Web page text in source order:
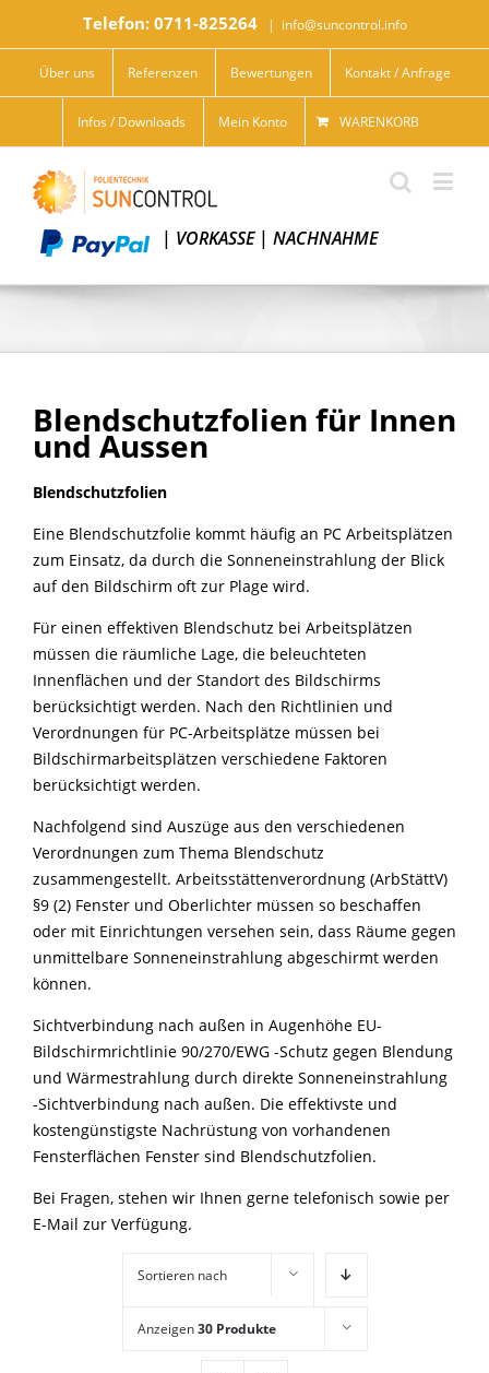
Telefon: 0711-825264 | info@suncontrol.info
Über uns Referenzen Bewertungen Kontakt / Anfrage
Infos / Downloads Mein Konto WARENKORB
| VORKASSE| NACHNAHME
Blendschutzfolien für Innen
und Aussen
Blendschutzfolien
Eine Blendschutzfolie kommt häufig an PC Arbeitsplätzen
zum Einsatz, da durch die Sonneneinstrahlung der Blick
auf den Bildschirm oft zur Plage wird.
Für einen effektiven Blendschutz bei Arbeitsplätzen
müssen die räumliche Lage, die beleuchteten
Innenflächen und der Standort des Bildschirms
berücksichtigt werden. Nach den Richtlinien und
Verordnungen für PC-Arbeitsplätze müssen bei
Bildschirmarbeitsplätzen verschiedene Faktoren
berücksichtigt werden.
Nachfolgend sind Auszüge aus den verschiedenen
Verordnungen zum Thema Blendschutz
zusammengestellt. Arbeitsstättenverordnung (ArbStättV)
§9 (2) Fenster und Oberlichter müssen so beschaffen
oder mit Einrichtungen versehen sein, dass Räume gegen
unmittelbare Sonneneinstrahlung abgeschirmt werden
können.
Sichtverbindung nach außen in Augenhöhe EU-
Bildschirmrichtlinie 90/270/EWG -Schutz gegen Blendung
und Wärmestrahlung durch direkte Sonneneinstrahlung
-Sichtverbindung nach außen. Die effektivste und
kostengünstigste Nachrüstung von vorhandenen
Fensterflächen Fenster sind Blendschutzfolien.
Bei Fragen, stehen wir Ihnen gerne telefonisch sowie per
E-Mail zur Verfügung.
Sortieren nach
Anzeigen30 Produkte